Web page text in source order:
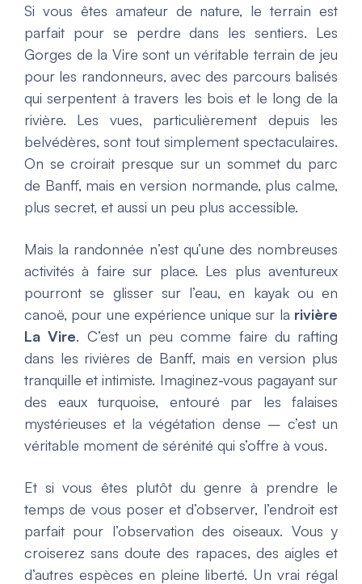
Si vous êtes amateur de nature, le terrain est
parfait pour se perdre dans les sentiers. Les
Gorges de la Vire sont un véritable terrain de jeu
pour les randonneurs, avec des parcours balisés
qui serpentent à travers les bois et le long de la
rivière. Les vues, particulièrement depuis les
belvédères, sont tout simplement spectaculaires.
On se croirait presque sur un sommet du parc
de Banff, mais en version normande, plus calme,
plus secret, et aussi un peu plus accessible.
Mais la randonnée n’est qu’une des nombreuses
activités à faire sur place. Les plus aventureux
pourront se glisser sur l’eau, en kayak ou en
canoë, pour une expérience unique sur la rivière
La Vire. C’est un peu comme faire du rafting
dans les rivières de Banff, mais en version plus
tranquille et intimiste. Imaginez-vous pagayant sur
des eaux turquoise, entouré par les falaises
mystérieuses et la végétation dense – c’est un
véritable moment de sérénité qui s’offre à vous.
Et si vous êtes plutôt du genre à prendre le
temps de vous poser et d’observer, l’endroit est
parfait pour l’observation des oiseaux. Vous y
croiserez sans doute des rapaces, des aigles et
d’autres espèces en pleine liberté. Un vrai régal